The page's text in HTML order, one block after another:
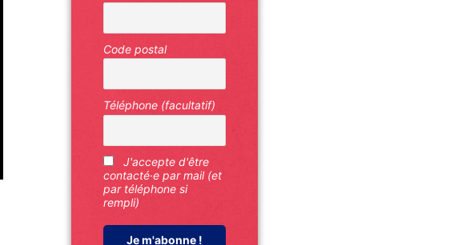
Code postal
Téléphone (facultatif)
J'accepte d'être
contacté·e par mail (et
par téléphone si
rempli)